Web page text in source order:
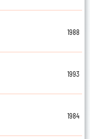
1988
1993
1984